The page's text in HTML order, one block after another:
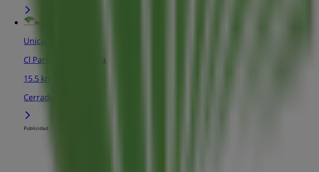
Unicaja Banco
Cl Parsi Seis 41, Sevilla
15.5 km
Cerrado
Publicidad